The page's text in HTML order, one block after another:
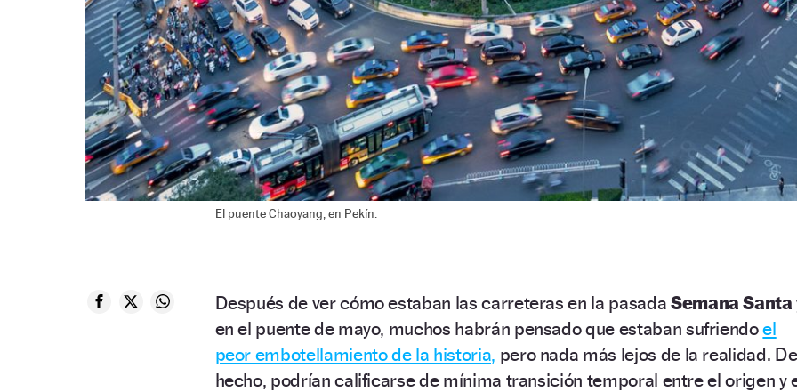
El puente Chaoyang, en Pekín.
Después de ver cómo estaban las carreteras en la pasada Semana Santa
en el puente de mayo, muchos habrán pensado que estaban sufriendoel
peor embotellamiento de la historia, pero nada más lejos de la realidad. De
hecho, podrían calificarse de mínima transición temporal entre el origen y